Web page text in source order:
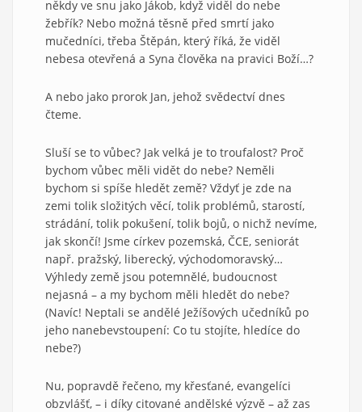
někdy ve snu jako Jákob, když viděl do nebe
žebřík? Nebo možná těsně před smrtí jako
mučedníci, třeba Štěpán, který říká, že viděl
nebesa otevřená a Syna člověka na pravici Boží…?
A nebo jako prorok Jan, jehož svědectví dnes
čteme.
Sluší se to vůbec? Jak velká je to troufalost? Proč
bychom vůbec měli vidět do nebe? Neměli
bychom si spíše hledět země? Vždyť je zde na
zemi tolik složitých věcí, tolik problémů, starostí,
strádání, tolik pokušení, tolik bojů, o nichž nevíme,
jak skončí! Jsme církev pozemská, ČCE, seniorát
např. pražský, liberecký, východomoravský…
Výhledy země jsou potemnělé, budoucnost
nejasná – a my bychom měli hledět do nebe?
(Navíc! Neptali se andělé Ježíšových učedníků po
jeho nanebevstoupení: Co tu stojíte, hledíce do
nebe?)
Nu, popravdě řečeno, my křesťané, evangelíci
obzvlášť, – i díky citované andělské výzvě – až zas